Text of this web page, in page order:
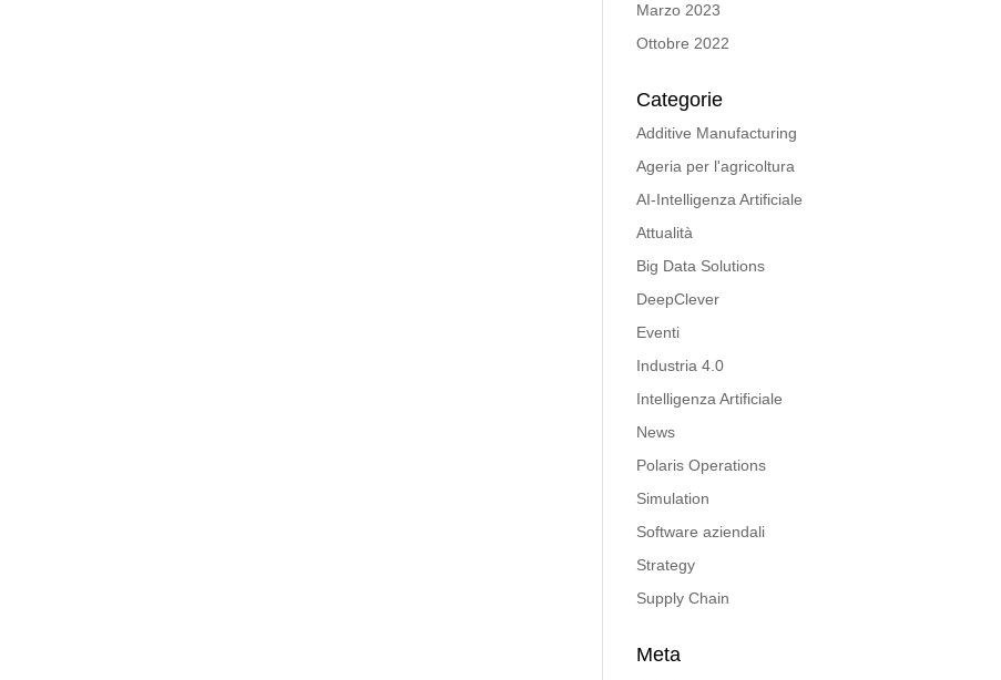
Marzo 2023
Ottobre 2022
Categorie
Additive Manufacturing
Ageria per l'agricoltura
AI-Intelligenza Artificiale
Attualità
Big Data Solutions
DeepClever
Eventi
Industria 4.0
Intelligenza Artificiale
News
Polaris Operations
Simulation
Software aziendali
Strategy
Supply Chain
Meta